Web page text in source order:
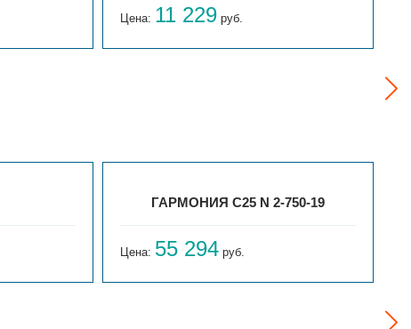
Цена: 11 229 руб.
ГАРМОНИЯ С25 N 2-750-19
Цена: 55 294 руб.